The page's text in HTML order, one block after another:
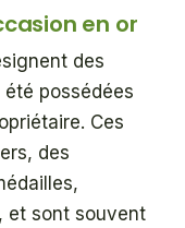
en or
des
possédées
Ces
des
et sont souvent